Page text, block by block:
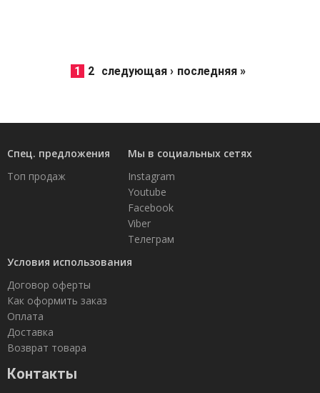
1 2 следующая › последняя »
Спец. предложения
Топ продаж
Мы в социальных сетях
Instagram
Youtube
Facebook
Viber
Телеграм
Условия использования
Договор оферты
Как оформить заказ
Оплата
Доставка
Возврат товара
Контакты